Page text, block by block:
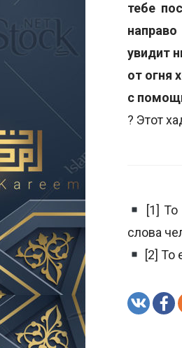
тебе
увидит
от огня
с
? Этот
[1]
слова
[2] То